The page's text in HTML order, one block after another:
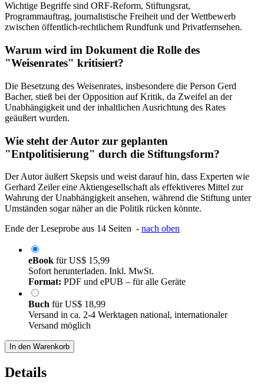
Wichtige Begriffe sind ORF-Reform, Stiftungsrat,
Programmauftrag, journalistische Freiheit und der Wettbewerb
zwischen öffentlich-rechtlichem Rundfunk und Privatfernsehen.
Warum wird im Dokument die Rolle des
"Weisenrates" kritisiert?
Die Besetzung des Weisenrates, insbesondere die Person Gerd
Bacher, stieß bei der Opposition auf Kritik, da Zweifel an der
Unabhängigkeit und der inhaltlichen Ausrichtung des Rates
geäußert wurden.
Wie steht der Autor zur geplanten
"Entpolitisierung" durch die Stiftungsform?
Der Autor äußert Skepsis und weist darauf hin, dass Experten wie
Gerhard Zeiler eine Aktiengesellschaft als effektiveres Mittel zur
Wahrung der Unabhängigkeit ansehen, während die Stiftung unter
Umständen sogar näher an die Politik rücken könnte.
Ende der Leseprobe aus 14 Seiten - nach oben
eBook fürUS$ 15,99
Sofort herunterladen. Inkl. MwSt.
Format: PDF und ePUB – für alle Geräte
Buch fürUS$ 18,99
Versand in ca. 2-4 Werktagen national, internationaler
Versand möglich
In den Warenkorb
Details